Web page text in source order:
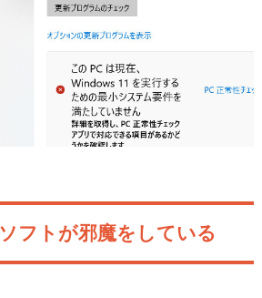
フトが邪魔をしている